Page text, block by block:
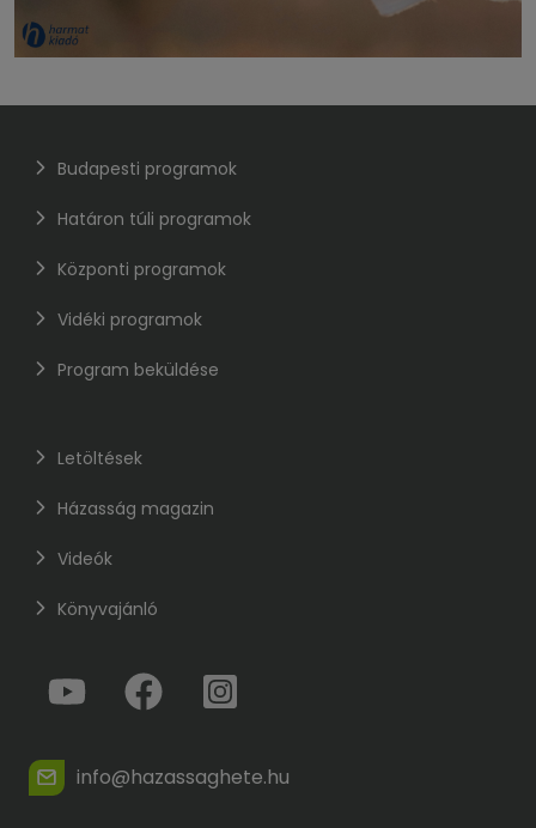
Budapesti programok
Határon túli programok
Központi programok
Vidéki programok
Program beküldése
Letöltések
Házasság magazin
Videók
Könyvajánló
info@hazassaghete.hu